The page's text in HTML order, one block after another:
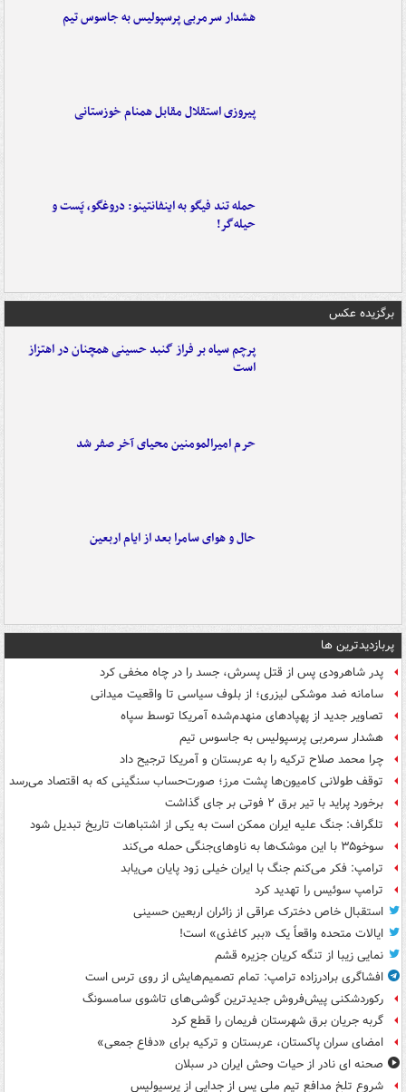
هشدار سرمربی پرسپولیس به جاسوس تیم
پیروزی استقلال مقابل همنام خوزستانی
حمله تند فیگو به اینفانتینو: دروغگو، پَست‌ و
حیله‌گر!
برگزیده عکس
پرچم سیاه بر فراز گنبد حسینی همچنان در اهتزاز
است
حرم امیرالمومنین محیای آخر صفر شد
حال و هوای سامرا بعد از ایام اربعین
پربازدیدترین ها
پدر شاهرودی پس از قتل پسرش، جسد را در چاه مخفی کرد
سامانه ضد موشکی لیزری؛ از بلوف سیاسی تا واقعیت میدانی
تصاویر جدید از پهپادهای منهدم‌شده آمریکا توسط سپاه
هشدار سرمربی پرسپولیس به جاسوس تیم
چرا محمد صلاح ترکیه را به عربستان و آمریکا ترجیح داد
توقف طولانی کامیون‌ها پشت مرز؛ صورت‌حساب سنگینی که به اقتصاد می‌رسد
برخورد پراید با تیر برق ۲ فوتی بر جای گذاشت
تلگراف: جنگ علیه ایران ممکن است به یکی از اشتباهات تاریخ تبدیل شود
سوخو۳۵ با این موشک‌ها به ناوهای‌جنگی حمله می‌کند
ترامپ: فکر می‌کنم جنگ با ایران خیلی زود پایان می‌یابد
ترامپ سوئیس را تهدید کرد
استقبال خاص دخترک عراقی از زائران اربعین حسینی
ایالات متحده واقعاً یک «ببر کاغذی» است!
نمایی زیبا از تنگه کریان جزیره قشم
افشاگری برادرزاده ترامپ: تمام تصمیم‌هایش از روی ترس است
رکوردشکنی پیش‌فروش جدیدترین گوشی‌های تاشوی سامسونگ
گربه جریان برق شهرستان فریمان را قطع کرد
امضای سران پاکستان، عربستان و ترکیه برای «دفاع جمعی»
صحنه ای نادر از حیات وحش ایران در سبلان
شروع تلخ مدافع تیم ملی پس از جدایی از پرسپولیس